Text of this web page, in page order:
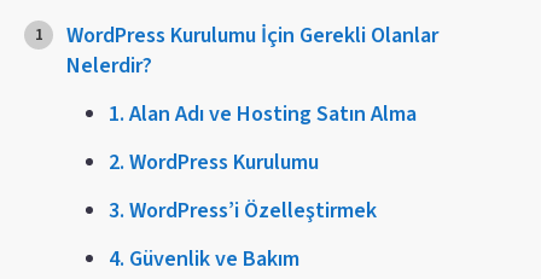
WordPress Kurulumu İçin Gerekli Olanlar
Nelerdir?
1. Alan Adı ve Hosting Satın Alma
2. WordPress Kurulumu
3. WordPress’i Özelleştirmek
4. Güvenlik ve Bakım